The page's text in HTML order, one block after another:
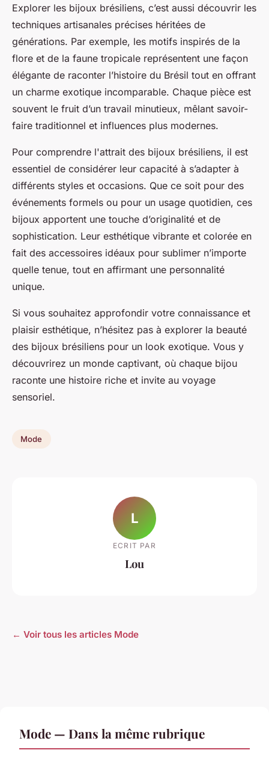
Explorer les bijoux brésiliens, c’est aussi découvrir les
techniques artisanales précises héritées de
générations. Par exemple, les motifs inspirés de la
flore et de la faune tropicale représentent une façon
élégante de raconter l’histoire du Brésil tout en offrant
un charme exotique incomparable. Chaque pièce est
souvent le fruit d’un travail minutieux, mêlant savoir-
faire traditionnel et influences plus modernes.
Pour comprendre l'attrait des bijoux brésiliens, il est
essentiel de considérer leur capacité à s’adapter à
différents styles et occasions. Que ce soit pour des
événements formels ou pour un usage quotidien, ces
bijoux apportent une touche d’originalité et de
sophistication. Leur esthétique vibrante et colorée en
fait des accessoires idéaux pour sublimer n’importe
quelle tenue, tout en affirmant une personnalité
unique.
Si vous souhaitez approfondir votre connaissance et
plaisir esthétique, n’hésitez pas à explorer la beauté
des bijoux brésiliens pour un look exotique. Vous y
découvrirez un monde captivant, où chaque bijou
raconte une histoire riche et invite au voyage
sensoriel.
Mode
L
ECRIT PAR
Lou
← Voir tous les articles Mode
Mode — Dans la même rubrique